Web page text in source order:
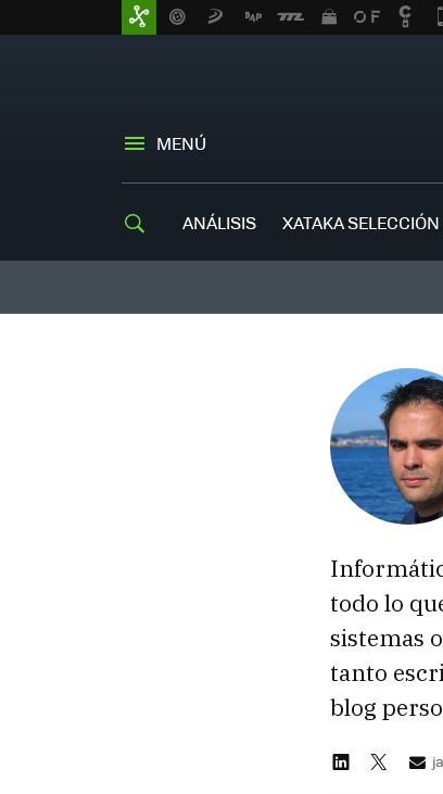
MENÚ
ANÁLISIS XATAKA SELECCIÓN
todo lo
sistemas
tanto
blog